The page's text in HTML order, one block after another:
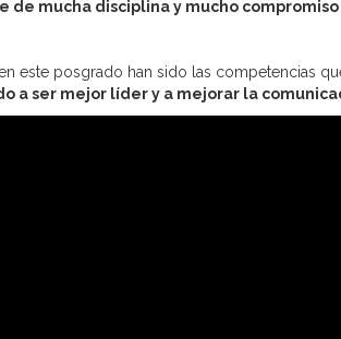
mucha disciplina y mucho
este posgrado han sido las competencias
a ser mejor líder y a mejorar la